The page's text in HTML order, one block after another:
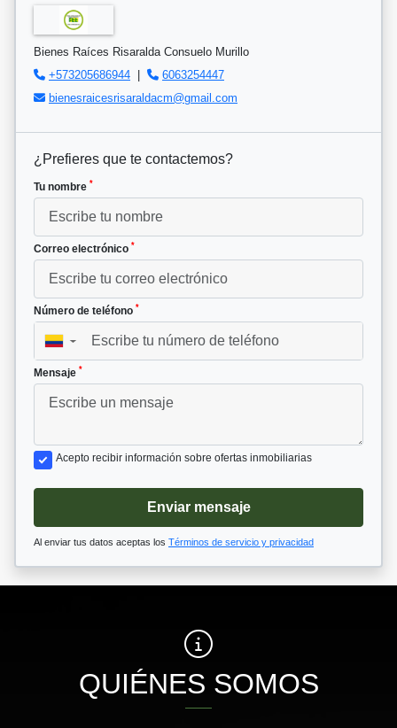
Bienes Raíces Risaralda Consuelo Murillo
+573205686944 |
6063254447
bienesraicesrisaraldacm@gmail.com
¿Prefieres que te contactemos?
Tu nombre *
Correo electrónico *
Número de teléfono *
▼
Mensaje *
Acepto recibir información sobre ofertas inmobiliarias
Enviar mensaje
Al enviar tus datos aceptas los Términos de servicio y privacidad
QUIÉNES SOMOS